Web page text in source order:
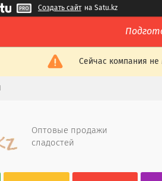
Создать сайт на Satu.kz
Сейчас компания
Оптовые продажи
сладостей